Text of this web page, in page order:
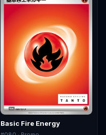
Basic Fire Energy